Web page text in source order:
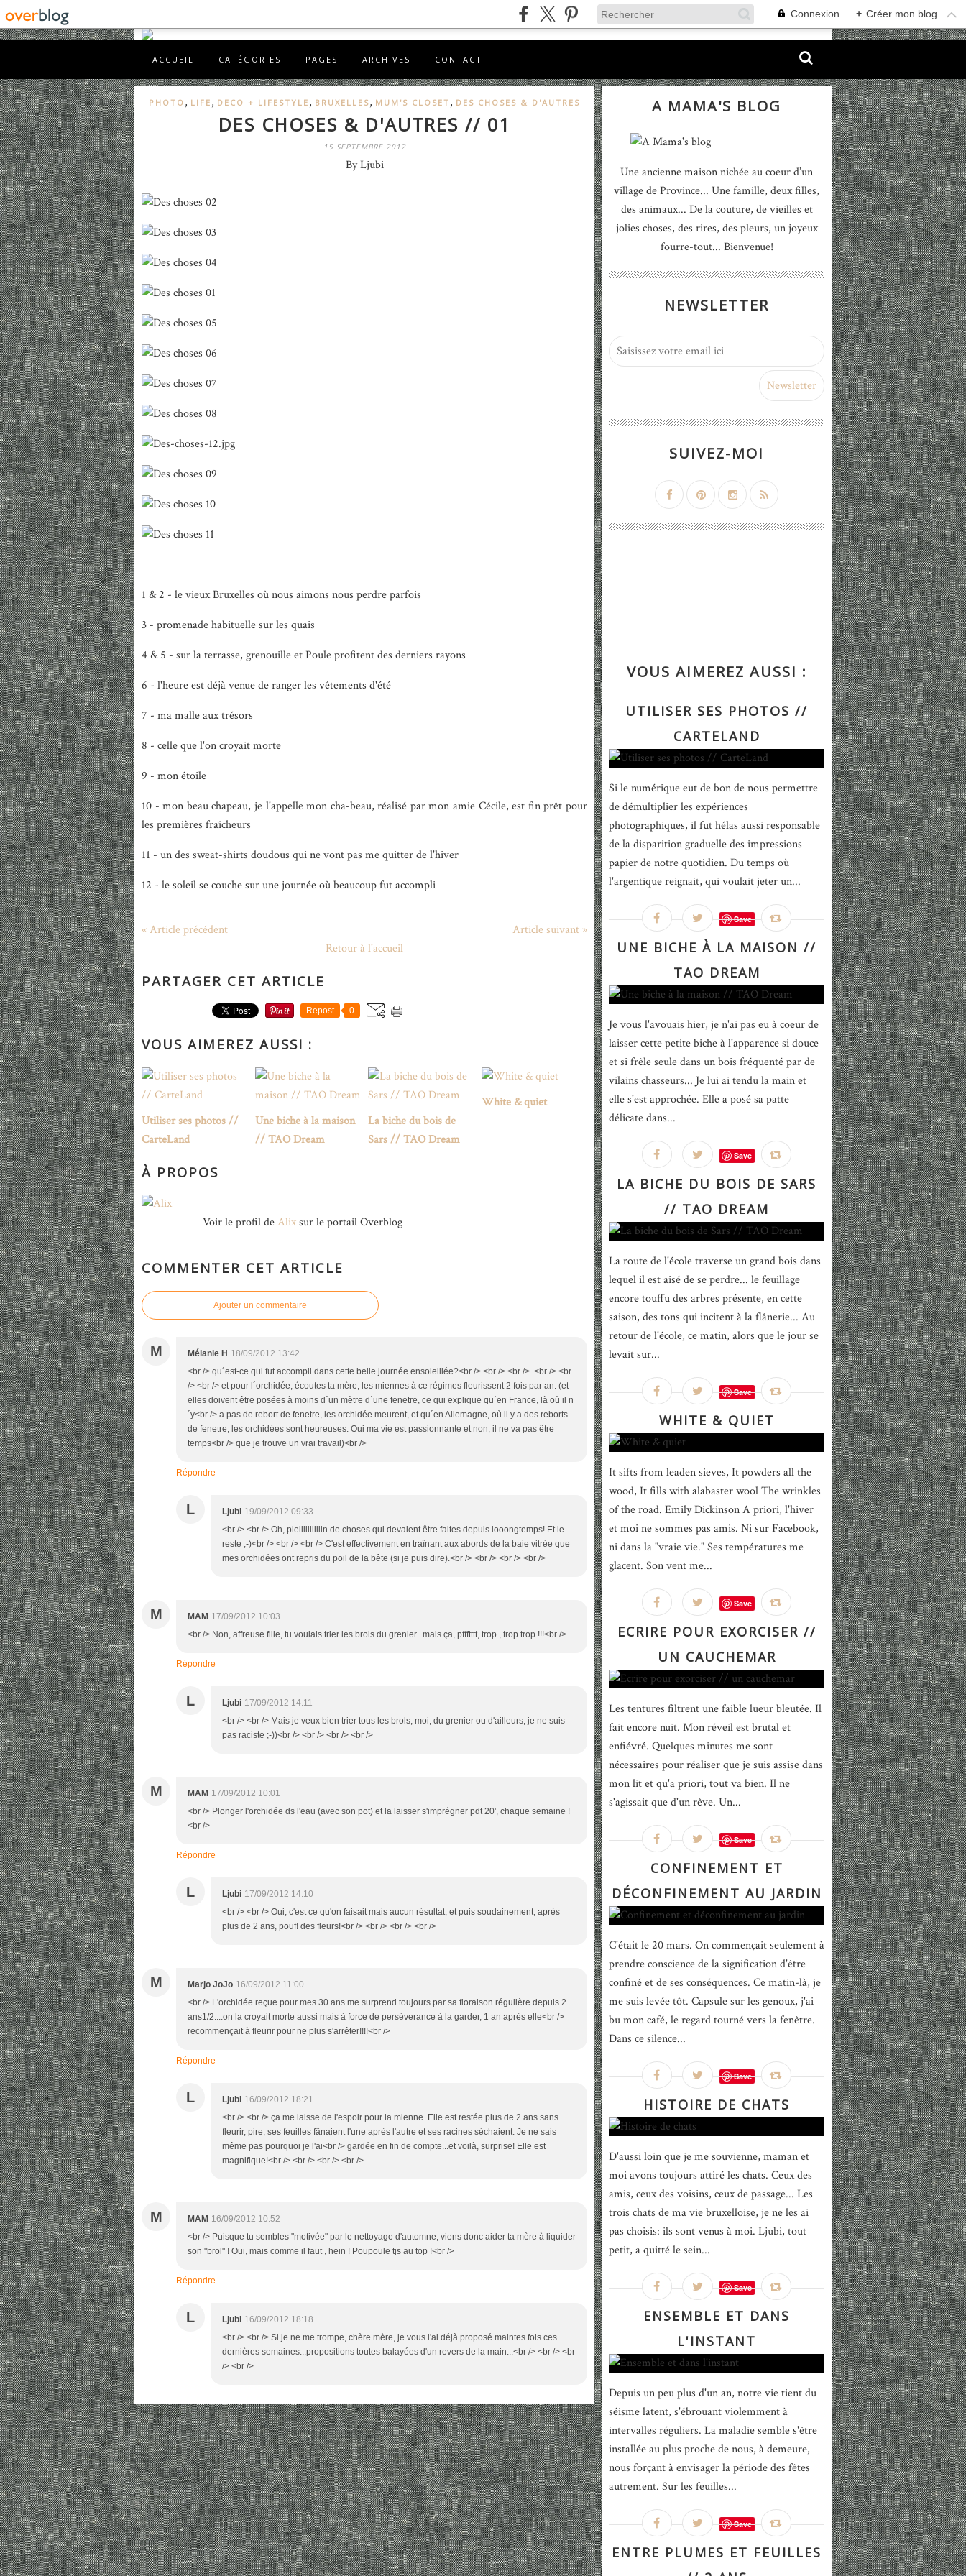
Connexion + Créer mon blog
ACCUEIL CATÉGORIES PAGES ARCHIVES CONTACT
PHOTO , LIFE , DECO + LIFESTYLE , BRUXELLES, MUM'S CLOSET , DES CHOSES & D'AUTRES
DES CHOSES & D'AUTRES // 01
15 SEPTEMBRE 2012
By Ljubi
1 & 2 - le vieux Bruxelles où nous aimons nous perdre parfois
3 - promenade habituelle sur les quais
4 & 5 - sur la terrasse, grenouille et Poule profitent des derniers rayons
6 - l'heure est déjà venue de ranger les vêtements d'été
7 - ma malle aux trésors
8 - celle que l'on croyait morte
9 - mon étoile
10 - mon beau chapeau, je l'appelle mon cha-beau, réalisé par mon amie Cécile, est fin prêt pour
les premières fraîcheurs
11 - un des sweat-shirts doudous qui ne vont pas me quitter de l'hiver
12 - le soleil se couche sur une journée où beaucoup fut accompli
« Article précédent
Article suivant »
Retour à l'accueil
PARTAGER CET ARTICLE
Repost 0
VOUS AIMEREZ AUSSI :
Utiliser ses photos //
CarteLand
Une biche à la maison
// TAO Dream
La biche du bois de
Sars // TAO Dream
White & quiet
À PROPOS
Voir le profil deAlixsur le portail Overblog
COMMENTER CET ARTICLE
Ajouter un commentaire
M Mélanie H 18/09/2012 13:42
<br /> qu´est-ce qui fut accompli dans cette belle journée ensoleillée?<br /> <br /> <br /> <br /> <br
/> <br /> et pour l´orchidée, écoutes ta mère, les miennes à ce régimes fleurissent 2 fois par an. (et
elles doivent être posées à moins d´un mètre d´une fenetre, ce qui explique qu´en France, là où il n
´y<br /> a pas de rebort de fenetre, les orchidée meurent, et qu´en Allemagne, où il y a des reborts
de fenetre, les orchidées sont heureuses. Oui ma vie est passionnante et non, il ne va pas être
temps<br /> que je trouve un vrai travail)<br />
Répondre
L Ljubi 19/09/2012 09:33
<br /> <br /> Oh, pleiiiiiiiiiiin de choses qui devaient être faites depuis looongtemps! Et le
reste ;-)<br /> <br /> <br /> C'est effectivement en traînant aux abords de la baie vitrée que
mes orchidées ont repris du poil de la bête (si je puis dire).<br /> <br /> <br /> <br />
M MAM 17/09/2012 10:03
<br /> Non, affreuse fille, tu voulais trier les brols du grenier...mais ça, pffftttt, trop , trop trop !!!<br />
Répondre
L Ljubi 17/09/2012 14:11
<br /> <br /> Mais je veux bien trier tous les brols, moi, du grenier ou d'ailleurs, je ne suis
pas raciste ;-))<br /> <br /> <br /> <br />
M MAM 17/09/2012 10:01
<br /> Plonger l'orchidée ds l'eau (avec son pot) et la laisser s'imprégner pdt 20', chaque semaine !
<br />
Répondre
L Ljubi 17/09/2012 14:10
<br /> <br /> Oui, c'est ce qu'on faisait mais aucun résultat, et puis soudainement, après
plus de 2 ans, pouf! des fleurs!<br /> <br /> <br /> <br />
M Marjo JoJo 16/09/2012 11:00
<br /> L'orchidée reçue pour mes 30 ans me surprend toujours par sa floraison régulière depuis 2
ans1/2....on la croyait morte aussi mais à force de perséverance à la garder, 1 an après elle<br />
recommençait à fleurir pour ne plus s'arrêter!!!!<br />
Répondre
L Ljubi 16/09/2012 18:21
<br /> <br /> ça me laisse de l'espoir pour la mienne. Elle est restée plus de 2 ans sans
fleurir, pire, ses feuilles fânaient l'une après l'autre et ses racines séchaient. Je ne sais
même pas pourquoi je l'ai<br /> gardée en fin de compte...et voilà, surprise! Elle est
magnifique!<br /> <br /> <br /> <br />
M MAM 16/09/2012 10:52
<br /> Puisque tu sembles "motivée" par le nettoyage d'automne, viens donc aider ta mère à liquider
son "brol" ! Oui, mais comme il faut , hein ! Poupoule tjs au top !<br />
Répondre
L Ljubi 16/09/2012 18:18
<br /> <br /> Si je ne me trompe, chère mère, je vous l'ai déjà proposé maintes fois ces
dernières semaines...propositions toutes balayées d'un revers de la main...<br /> <br /> <br
/> <br />
A MAMA'S BLOG
Une ancienne maison nichée au coeur d’un
village de Province... Une famille, deux filles,
des animaux... De la couture, de vieilles et
jolies choses, des rires, des pleurs, un joyeux
fourre-tout... Bienvenue!
NEWSLETTER
SUIVEZ-MOI
VOUS AIMEREZ AUSSI :
UTILISER SES PHOTOS //
CARTELAND
Si le numérique eut de bon de nous permettre
de démultiplier les expériences
photographiques, il fut hélas aussi responsable
de la disparition graduelle des impressions
papier de notre quotidien. Du temps où
l'argentique reignait, qui voulait jeter un...
Save
UNE BICHE À LA MAISON //
TAO DREAM
Je vous l'avouais hier, je n'ai pas eu à coeur de
laisser cette petite biche à l'apparence si douce
et si frêle seule dans un bois fréquenté par de
vilains chasseurs... Je lui ai tendu la main et
elle s'est approchée. Elle a posé sa patte
délicate dans...
Save
LA BICHE DU BOIS DE SARS
// TAO DREAM
La route de l'école traverse un grand bois dans
lequel il est aisé de se perdre... le feuillage
encore touffu des arbres présente, en cette
saison, des tons qui incitent à la flânerie... Au
retour de l'école, ce matin, alors que le jour se
levait sur...
Save
WHITE & QUIET
It sifts from leaden sieves, It powders all the
wood, It fills with alabaster wool The wrinkles
of the road. Emily Dickinson A priori, l'hiver
et moi ne sommes pas amis. Ni sur Facebook,
ni dans la "vraie vie." Ses températures me
glacent. Son vent me...
Save
ECRIRE POUR EXORCISER //
UN CAUCHEMAR
Les tentures filtrent une faible lueur bleutée. Il
fait encore nuit. Mon réveil est brutal et
enfiévré. Quelques minutes me sont
nécessaires pour réaliser que je suis assise dans
mon lit et qu'a priori, tout va bien. Il ne
s'agissait que d'un rêve. Un...
Save
CONFINEMENT ET
DÉCONFINEMENT AU JARDIN
C'était le 20 mars. On commençait seulement à
prendre conscience de la signification d'être
confiné et de ses conséquences. Ce matin-là, je
me suis levée tôt. Capsule sur les genoux, j'ai
bu mon café, le regard tourné vers la fenêtre.
Dans ce silence...
Save
HISTOIRE DE CHATS
D'aussi loin que je me souvienne, maman et
moi avons toujours attiré les chats. Ceux des
amis, ceux des voisins, ceux de passage... Les
trois chats de ma vie bruxelloise, je ne les ai
pas choisis: ils sont venus à moi. Ljubi, tout
petit, a quitté le sein...
Save
ENSEMBLE ET DANS
L'INSTANT
Depuis un peu plus d'un an, notre vie tient du
séisme latent, s'ébrouant violemment à
intervalles réguliers. La maladie semble s'être
installée au plus proche de nous, à demeure,
nous forçant à envisager la période des fêtes
autrement. Sur les feuilles...
Save
ENTRE PLUMES ET FEUILLES